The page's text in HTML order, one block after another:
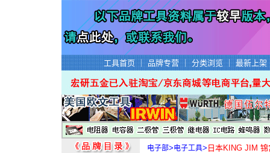
工具首页 品牌专营 分类浏览 最新上架
电子部>电子工具> 日本KING JIM